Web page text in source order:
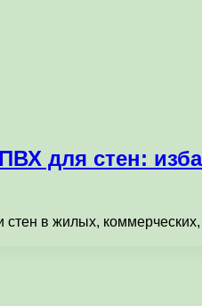
для стен:
в жилых,